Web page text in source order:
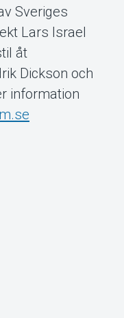
Sveriges
Lars Israel
åt
Dickson och
information